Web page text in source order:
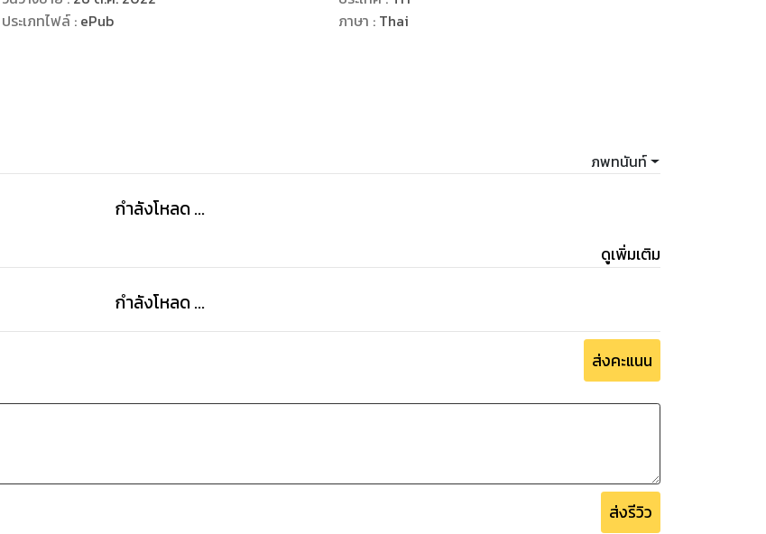
และสุดท้ายแล้วเขาจะทำมันสำเร็จหรือไม่??
เชิญติดตามได้ในเล่มเลย!!
ประเภทไฟล์: ePub
ภาษา : Thai
ภพทนันท์
กำลังโหลด ...
ดูเพิ่มเติม
กำลังโหลด ...
ส่งคะแนน
ส่งรีวิว